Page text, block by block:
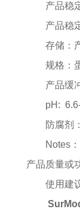
产品稳
产品稳
存储：
规格：
产品缓
pH:
防腐剂
Notes
产品质量或
使用建